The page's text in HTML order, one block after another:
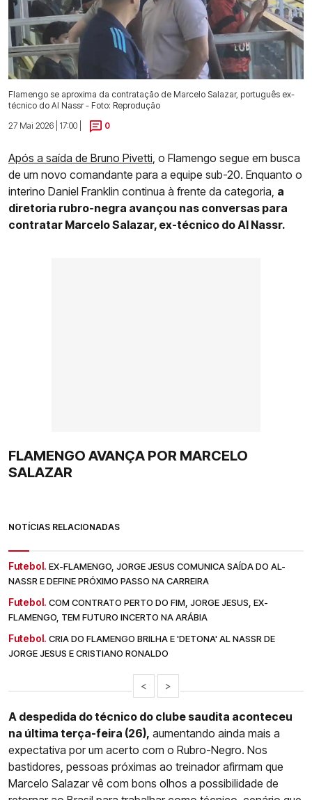
Flamengo se aproxima da contratação de Marcelo Salazar, português ex-
técnico do Al Nassr - Foto: Reprodução
27 Mai 2026 | 17:00 |
0
Após a saída de Bruno Pivetti , o Flamengo segue em busca
de um novo comandante para a equipe sub-20. Enquanto o
interino Daniel Franklin continua à frente da categoria, a
diretoria rubro-negra avançou nas conversas para
contratar Marcelo Salazar, ex-técnico do Al Nassr.
FLAMENGO AVANÇA POR MARCELO
SALAZAR
NOTÍCIAS RELACIONADAS
Futebol. EX-FLAMENGO, JORGE JESUS COMUNICA SAÍDA DO AL-
NASSR E DEFINE PRÓXIMO PASSO NA CARREIRA
Futebol. COM CONTRATO PERTO DO FIM, JORGE JESUS, EX-
FLAMENGO, TEM FUTURO INCERTO NA ARÁBIA
Futebol. CRIA DO FLAMENGO BRILHA E 'DETONA' AL NASSR DE
JORGE JESUS E CRISTIANO RONALDO
< >
A despedida do técnico do clube saudita aconteceu
na última terça-feira (26), aumentando ainda mais a
expectativa por um acerto com o Rubro-Negro. Nos
bastidores, pessoas próximas ao treinador afirmam que
Marcelo Salazar vê com bons olhos a possibilidade de